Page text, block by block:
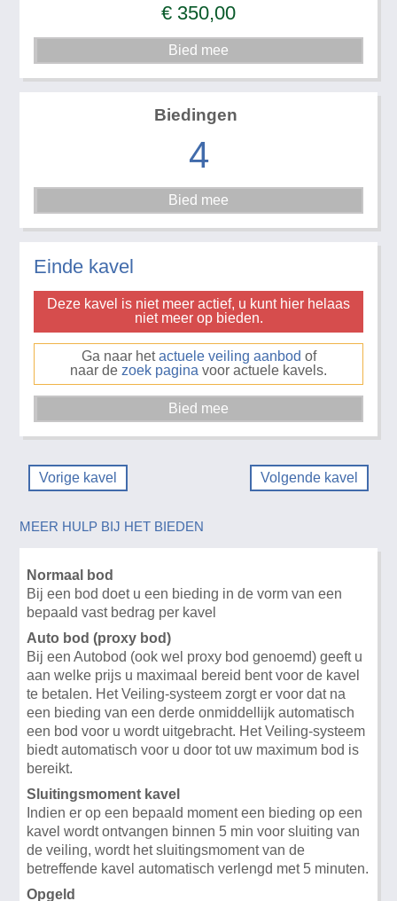
€ 350,00
Biedingen
4
Einde kavel
Deze kavel is niet meer actief, u kunt hier helaas
niet meer op bieden.
Ga naar hetactuele veiling aanbod of
naar de zoek pagina voor actuele kavels.
Vorige kavel Volgende kavel
MEER HULP BIJ HET BIEDEN
Normaal bod
Bij een bod doet u een bieding in de vorm van een
bepaald vast bedrag per kavel
Auto bod (proxy bod)
Bij een Autobod (ook wel proxy bod genoemd) geeft u
aan welke prijs u maximaal bereid bent voor de kavel
te betalen. Het Veiling-systeem zorgt er voor dat na
een bieding van een derde onmiddellijk automatisch
een bod voor u wordt uitgebracht. Het Veiling-systeem
biedt automatisch voor u door tot uw maximum bod is
bereikt.
Sluitingsmoment kavel
Indien er op een bepaald moment een bieding op een
kavel wordt ontvangen binnen 5 min voor sluiting van
de veiling, wordt het sluitingsmoment van de
betreffende kavel automatisch verlengd met 5 minuten.
Opgeld